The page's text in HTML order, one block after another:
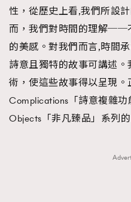
性，從歷史上看,我們所設
而，我們對時間的理解
的美感。對我們而言,時間
詩意且獨特的故事可講述
術，使這些故事得以呈現
Complications「詩意複雜
Objects「非凡臻品」系列